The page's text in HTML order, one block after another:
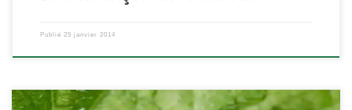
Publié 25 janvier 2014